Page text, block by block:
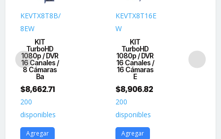
KEVTX8T8B/
8EW
KIT
TurboHD
1080p / DVR
16 Canales /
8 Cámaras
Ba
$8,662.71
200
disponibles
Agregar
KEVTX8T16E
W
KIT
TurboHD
1080p / DVR
16 Canales /
16 Cámaras
E
$8,906.82
200
disponibles
Agregar